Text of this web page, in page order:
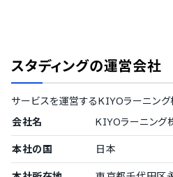
冗長化
通信の暗号化
IP制限
シングルサインオン
対応言語
中国語
スタディングの運営会社
サービスを運営するKIYOラーニン
会社名
KIYOラーニング
本社の国 日本